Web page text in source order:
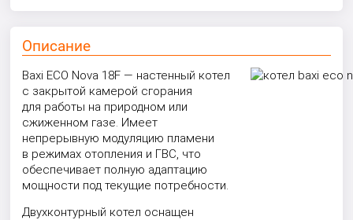
Описание
Baxi ECO Nova 18F — настенный котел
с закрытой камерой сгорания
для работы на природном или
сжиженном газе. Имеет
непрерывную модуляцию пламени
в режимах отопления и ГВС, что
обеспечивает полную адаптацию
мощности под текущие потребности.
Двухконтурный котел оснащен